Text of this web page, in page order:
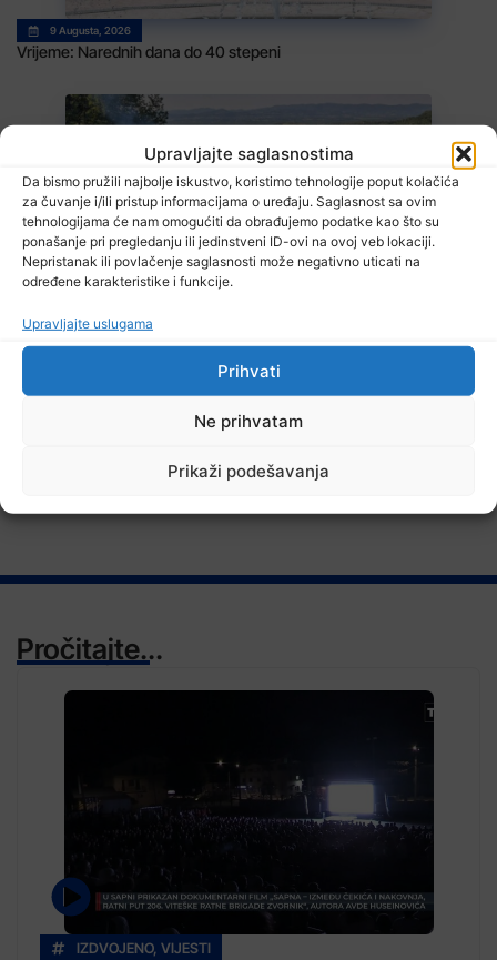
Upravljajte saglasnostima
Da bismo pružili najbolje iskustvo, koristimo tehnologije poput kolačića
za čuvanje i/ili pristup informacijama o uređaju. Saglasnost sa ovim
tehnologijama će nam omogućiti da obrađujemo podatke kao što su
ponašanje pri pregledanju ili jedinstveni ID-ovi na ovoj veb lokaciji.
Nepristanak ili povlačenje saglasnosti može negativno uticati na
određene karakteristike i funkcije.
Upravljajte uslugama
Prihvati
Ne prihvatam
Prikaži podešavanja
9 Augusta, 2026
Vrijeme: Narednih dana do 40 stepeni
8 Augusta, 2026
Na području Kladnja izgorjelo oko osam hektara šume
TV RASPORED
Pročitajte...
IZDVOJENO, VIJESTI